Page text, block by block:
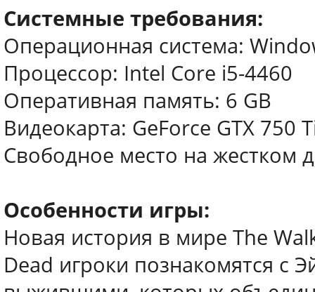
Системные требования:
Операционная система:
Процессор: Intel Core i5-4460
Оперативная память: 6 GB
Видеокарта: GeForce GTX 750
Свободное место на жестком
Особенности игры:
Новая история в мире The
Dead игроки познакомятся с